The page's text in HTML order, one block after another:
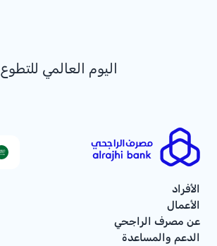
اليوم العالمي للتطوع
الأفراد
الأعمال
عن مصرف الراجحي
الدعم والمساعدة